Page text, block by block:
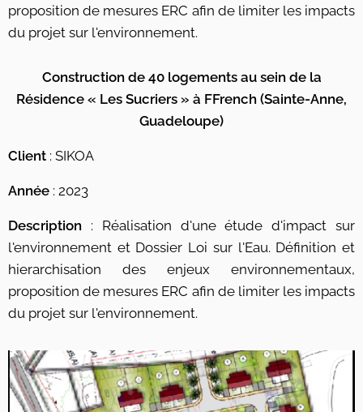
proposition de mesures ERC afin de limiter les impacts
du projet sur l'environnement.
Construction de 40 logements au sein de la
Résidence « Les Sucriers » à FFrench (Sainte-Anne,
Guadeloupe)
Client : SIKOA
Année : 2023
Description : Réalisation d'une étude d'impact sur
l'environnement et Dossier Loi sur l'Eau. Définition et
hierarchisation des enjeux environnementaux,
proposition de mesures ERC afin de limiter les impacts
du projet sur l'environnement.